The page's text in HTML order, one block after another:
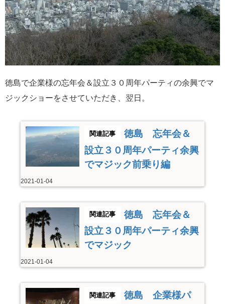
徳島で企業様の忘年会＆設立３０周年パーティの余興でマ
ジックショーをさせていただき、翌日。
徳島 忘年会＆
設立３０周年パーティ余興
でマジック前乗り編
2021-01-04
徳島 忘年会＆
設立３０周年パーティ余興
でマジック
2021-01-04
徳島 企業様パ